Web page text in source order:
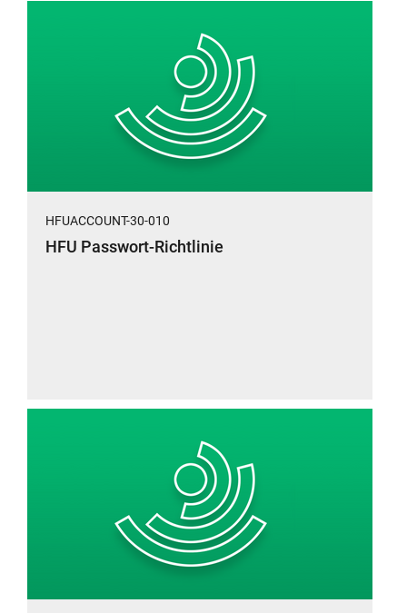
HFUACCOUNT-30-010
HFU Passwort-Richtlinie